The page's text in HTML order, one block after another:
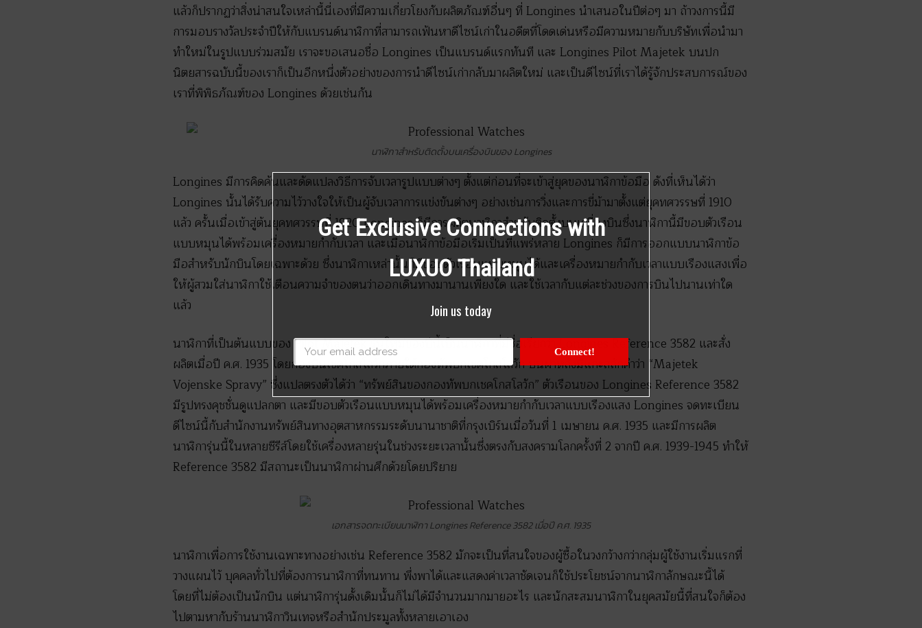
แล้วก็ปรากฏว่าสิ่งน่าสนใจเหล่านี้นี่เองที่มีความเกี่ยวโยงกับผลิตภัณฑ์อื่นๆ ที่ Longines นำเสนอในปีต่อๆ มา ถ้าวงการนี้มี
การมอบรางวัลประจำปีให้กับแบรนด์นาฬิกาที่สามารถเฟ้นหาดีไซน์เก่าในอดีตที่โดดเด่นหรือมีความหมายกับบริษัทเพื่อนำมา
ทำใหม่ในรูปแบบร่วมสมัย เราจะขอเสนอชื่อ Longines เป็นแบรนด์แรกทันที และ Longines Pilot Majetek บนปก
นิตยสารฉบับนี้ของเราก็เป็นอีกหนึ่งตัวอย่างของการนำดีไซน์เก่ากลับมาผลิตใหม่ และเป็นดีไซน์ที่เราได้รู้จักประสบการณ์ของ
เราที่พิพิธภัณฑ์ของ Longines ด้วยเช่นกัน
นาฬิกาสำหรับติดตั้งบนเครื่องบินของ Longines
Longines มีการคิดค้นและดัดแปลงวิธีการจับเวลารูปแบบต่างๆ ตั้งแต่ก่อนที่จะเข้าสู่ยุคของนาฬิกาข้อมือ ดังที่เห็นได้ว่า
Longines นั้นได้รับความไว้วางใจให้เป็นผู้จับเวลาการแข่งขันต่างๆ อย่างเช่นการวิ่งและการขี่ม้ามาตั้งแต่ยุคทศวรรษที่ 1910
แล้ว ครั้นเมื่อเข้าสู่ต้นยุคทศวรรษที่ 1920 Longines ก็มีการผลิตนาฬิกาสำหรับติดตั้งบนเครื่องบินซึ่งนาฬิกานี้มีขอบตัวเรือน
แบบหมุนได้พร้อมเครื่องหมายกำกับเวลา และเมื่อนาฬิกาข้อมือเริ่มเป็นที่แพร่หลาย Longines ก็มีการออกแบบนาฬิกาข้อ
มือสำหรับนักบินโดยเฉพาะด้วย ซึ่งนาฬิกาเหล่านั้นก็มีขอบตัวเรือนแบบหมุนได้และเครื่องหมายกำกับเวลาแบบเรืองแสงเพื่อ
ให้ผู้สวมใส่นาฬิกาใช้เตือนความจำของตนว่าออกเดินทางมานานเพียงใด และใช้เวลากับแต่ละช่วงของการบินไปนานเท่าใด
แล้ว
นาฬิกาที่เป็นต้นแบบของ Pilot Majetek รุ่นใหม่ของปีนี้เป็นนาฬิกาที่มีชื่อเรียกว่า Longines Reference 3582 และสั่ง
ผลิตเมื่อปี ค.ศ. 1935 โดยกองบินเชคโกสโลวักภายใต้กองทัพบกเชคโกสโลวัก บนฝาหลังมีแกะสลักคำว่า “Majetek
Vojenske Spravy” ซึ่งแปลตรงตัวได้ว่า “ทรัพย์สินของกองทัพบกเชคโกสโลวัก” ตัวเรือนของ Longines Reference 3582
มีรูปทรงคุชชั่นดูแปลกตา และมีขอบตัวเรือนแบบหมุนได้พร้อมเครื่องหมายกำกับเวลาแบบเรืองแสง Longines จดทะเบียน
ดีไซน์นี้กับสำนักงานทรัพย์สินทางอุตสาหกรรมระดับนานาชาติที่กรุงเบิร์นเมื่อวันที่ 1 เมษายน ค.ศ. 1935 และมีการผลิต
นาฬิการุ่นนี้ในหลายซีรีส์โดยใช้เครื่องหลายรุ่นในช่วงระยะเวลานั้นซึ่งตรงกับสงครามโลกครั้งที่ 2 จากปี ค.ศ. 1939-1945 ทำให้
Reference 3582 มีสถานะเป็นนาฬิกาผ่านศึกด้วยโดยปริยาย
เอกสารจดทะเบียนนาฬิกา Longines Reference 3582 เมื่อปี ค.ศ. 1935
นาฬิกาเพื่อการใช้งานเฉพาะทางอย่างเช่น Reference 3582 มักจะเป็นที่สนใจของผู้ซื้อในวงกว้างกว่ากลุ่มผู้ใช้งานเริ่มแรกที่
วางแผนไว้ บุคคลทั่วไปที่ต้องการนาฬิกาที่ทนทาน พึ่งพาได้และแสดงค่าเวลาชัดเจนก็ใช้ประโยชน์จากนาฬิกาลักษณะนี้ได้
โดยที่ไม่ต้องเป็นนักบิน แต่นาฬิการุ่นดั้งเดิมนั้นก็ไม่ได้มีจำนวนมากมายอะไร และนักสะสมนาฬิกาในยุคสมัยนี้ที่สนใจก็ต้อง
ไปตามหากับร้านนาฬิกาวินเทจหรือสำนักประมูลทั้งหลายเอาเอง
Get Exclusive Connections with
LUXUO Thailand
Join us today
Connect!